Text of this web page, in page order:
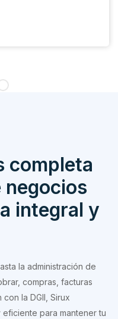
completa
negocios
integral y
la administración de
compras, facturas
la DGII, Sirux
para mantener tu